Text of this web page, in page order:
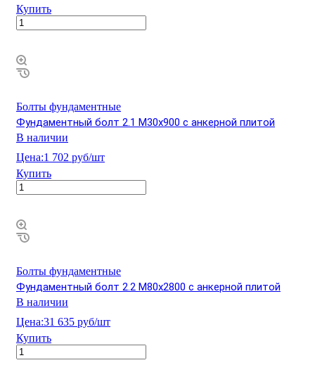
Купить
Болты фундаментные
Фундаментный болт 2.1 М30х900 с анкерной плитой
В наличии
Цена:1 702 руб/шт
Купить
Болты фундаментные
Фундаментный болт 2.2 М80х2800 с анкерной плитой
В наличии
Цена:31 635 руб/шт
Купить